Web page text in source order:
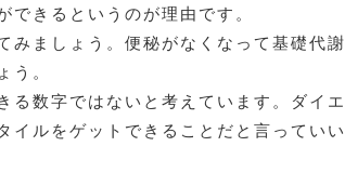
きるというのが理由です。
みましょう。便秘がなくなって基礎代謝
う。
る数字ではないと考えています。ダイエ
イルをゲットできることだと言っていい